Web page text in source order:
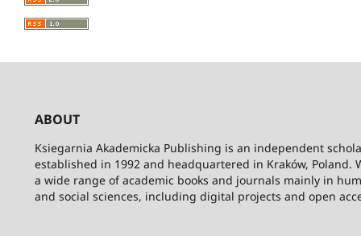
ABOUT
Ksiegarnia Akademicka Publishing is an independent
established in 1992 and headquartered in Kraków, Poland.
a wide range of academic books and journals mainly in
and social sciences, including digital projects and open